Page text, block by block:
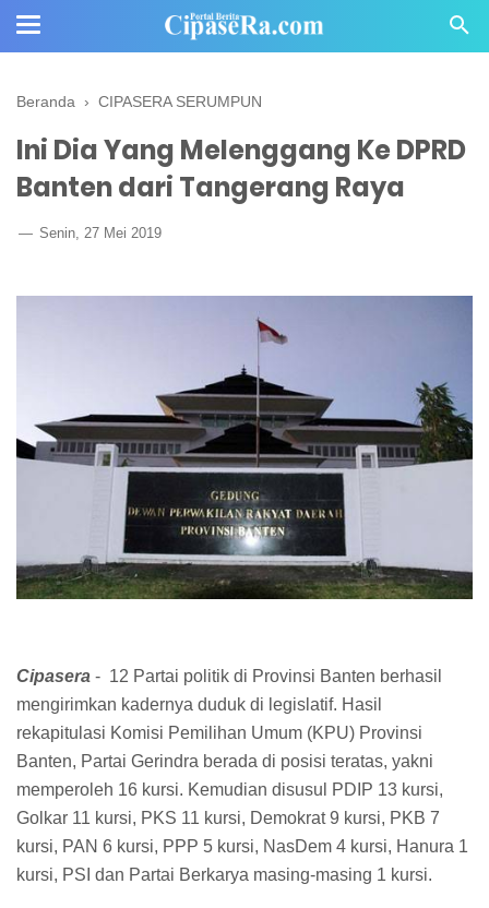
Beranda › CIPASERA SERUMPUN
Ini Dia Yang Melenggang Ke DPRD
Banten dari Tangerang Raya
Senin, 27 Mei 2019
Cipasera - 12 Partai politik di Provinsi Banten berhasil
mengirimkan kadernya duduk di legislatif. Hasil
rekapitulasi Komisi Pemilihan Umum (KPU) Provinsi
Banten, Partai Gerindra berada di posisi teratas, yakni
memperoleh 16 kursi. Kemudian disusul PDIP 13 kursi,
Golkar 11 kursi, PKS 11 kursi, Demokrat 9 kursi, PKB 7
kursi, PAN 6 kursi, PPP 5 kursi, NasDem 4 kursi, Hanura 1
kursi, PSI dan Partai Berkarya masing-masing 1 kursi.